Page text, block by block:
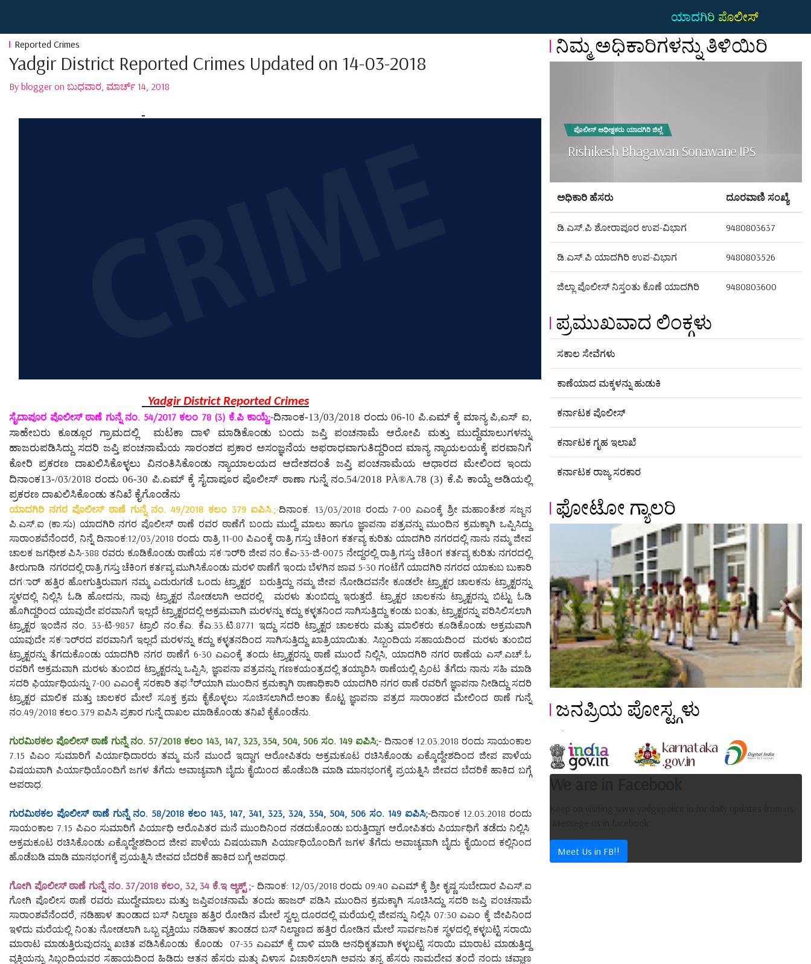
ಯಾದಗಿರಿ ಪೊಲೀಸ್
Reported Crimes
Yadgir District Reported Crimes Updated on 14-03-2018
By blogger on ಬುಧವಾರ, ಮಾರ್ಚ್ 14, 2018
Yadgir District Reported Crimes
ಸೈದಾಪೂರ ಪೊಲೀಸ್ ಠಾಣೆ ಗುನ್ನೆ ನಂ. 54/2017 ಕಲಂ 78 (3) ಕೆ.ಪಿ ಕಾಯ್ದೆ;-ದಿನಾಂಕ-13/03/2018 ರಂದು06-10 ಪಿ.ಎಮ್ ಕ್ಕೆ ಮಾನ್ಯ ಪಿ,ಎಸ್ ಐ,
ಸಾಹೇಬರು
ಕೂಡ್ಲೂರ ಗ್ರಾಮದಲ್ಲಿ
ಮಟಕಾ ದಾಳಿ ಮಾಡಿಕೊಂಡು ಬಂದು ಜಪ್ತಿ ಪಂಚನಾಮೆ ಆರೋಪಿ ಮತ್ತು ಮುದ್ದೆಮಾಲುಗಳನ್ನು
ಹಾಜರುಪಡಿಸಿದ್ದು ಸದರಿ ಜಪ್ತಿ ಪಂಚನಾಮೆಯ ಸಾರಂಶದ ಪ್ರಕಾರ ಅಸಂಜ್ಞನೆಯ ಅಫರಾಧವಾಗುತಿದ್ದರಿಂದ ಮಾನ್ಯ ನ್ಯಾಯಲಯಕ್ಕೆ ಪರವಾನಿಗೆ
ಕೋರಿ ಪ್ರಕರಣ ದಾಖಲಿಸಿಕೊಳ್ಳಲು
ವಿನಂತಿಸಿಕೊಂಡು ನ್ಯಾಯಾಲಯದ ಆದೇಶದಂತೆ ಜಪ್ತಿ ಪಂಚನಾಮೆಯ ಆಧಾರದ ಮೇಲಿಂದ ಇಂದು
ದಿನಾಂಕ
-13/03/2018 ರಂದು 06-30 ಪಿ.ಎಮ್ ಕ್ಕೆ ಸೈದಾಪೂರ ಪೊಲೀಸ್ ಠಾಣಾ ಗುನ್ನೆ ನಂ.54/2018PÀ®A.78 (3) ಕೆ.ಪಿ ಕಾಯ್ದೆ ಅಡಿಯಲ್ಲಿ
ಪ್ರಕರಣ ದಾಖಲಿಸಿಕೊಂಡು ತನಿಖೆ ಕೈಗೊಂಡೆನು
ಯಾದಗಿರಿ ನಗರ ಪೊಲೀಸ್ ಠಾಣೆ ಗುನ್ನೆ ನಂ. 49/2018 ಕಲಂ 379 ಐಪಿಸಿ.;-ದಿನಾಂಕ. 13/03/2018 ರಂದು 7-00 ಎಎಂಕ್ಕೆ ಶ್ರೀ ಮಹಾಂತೇಶ ಸಜ್ಜನ
ಪಿ.ಎಸ್.ಐ (ಕಾ.ಸು) ಯಾದಗಿರಿ ನಗರ ಪೊಲೀಸ್ ಠಾಣೆ ರವರ ಠಾಣೆಗೆ ಬಂದು ಮುದ್ದೆ ಮಾಲು ಹಾಗೂ ಜ್ಞಾಪನಾ ಪತ್ರವನ್ನು ಮುಂದಿನ ಕ್ರಮಕ್ಕಾಗಿ ಒಪ್ಪಿಸಿದ್ದು
ಸಾರಾಂಶವೆನೆಂದರೆ, ನಿನ್ನೆ ದಿನಾಂಕ:12/03/2018 ರಂದು ರಾತ್ರಿ 11-00 ಪಿಎಂಕ್ಕೆ ರಾತ್ರಿ ಗಸ್ತು ಚೆಕಿಂಗ ಕರ್ತವ್ಯ ಕುರಿತು ಯಾದಗಿರಿ ನಗರದಲ್ಲಿ ನಾನು ನಮ್ಮ ಜೀಪ
ಚಾಲಕ ಜಗಧೀಶ ಪಿಸಿ-388 ರವರು ಕೂಡಿಕೊಂಡು ಠಾಣೆಯ ಸಕರ್ಾರಿ ಜೀಪ ನಂ.ಕೆಎ-33-ಜಿ-0075 ನೇದ್ದರಲ್ಲಿ ರಾತ್ರಿ ಗಸ್ತು ಚೆಕಿಂಗ ಕರ್ತವ್ಯ ಕುರಿತು ನಗರದಲ್ಲಿ
ತೀರುಗಾಡಿ ನಗರದಲ್ಲಿ ರಾತ್ರಿ ಗಸ್ತು ಚೆಕಿಂಗ ಕರ್ತವ್ಯ ಮುಗಿಸಿಕೊಂಡು ಮರಳಿ ಠಾಣೆಗೆ ಇಂದು ಬೆಳಗಿನ ಜಾವ 5-30 ಗಂಟೆಗೆ ಯಾದಗಿರಿ ನಗರದ ಯಾಕುಬ ಬುಕಾರಿ
ದಗರ್ಾ ಹತ್ತಿರ ಹೋಗುತ್ತಿರುವಾಗ ನಮ್ಮ ಎದುರುಗಡೆ ಒಂದು ಟ್ರ್ಯಾಕ್ಟರ ಬರುತ್ತಿದ್ದು ನಮ್ಮ ಜೀಪ ನೋಡಿದವನೇ ಕೂಡಲೇ ಟ್ರ್ಯಾಕ್ಟರ ಚಾಲಕನು ಟ್ರ್ಯಾಕ್ಟರನ್ನು
ಸ್ಥಳದಲ್ಲಿ ನಿಲ್ಲಿಸಿ ಓಡಿ ಹೋದನು, ನಾವು ಟ್ರ್ಯಾಕ್ಟರ ನೋಡಲಾಗಿ ಅದರಲ್ಲಿ ಮರಳು ತುಂಬಿದ್ದು ಇರುತ್ತದೆ. ಟ್ರ್ಯಾಕ್ಟರ ಚಾಲಕನು ಟ್ರ್ಯಾಕ್ಟರನ್ನು ಬಿಟ್ಟು ಓಡಿ
ಹೊಗಿದ್ದರಿಂದ ಯಾವುದೇ ಪರವಾನಿಗೆ ಇಲ್ಲದೆ ಟ್ರ್ಯಾಕ್ಟರದಲ್ಲಿ ಅಕ್ರಮವಾಗಿ ಮರಳನ್ನು ಕದ್ದು ಕಳ್ಳತನಿಂದ ಸಾಗಿಸುತ್ತಿದ್ದು ಕಂಡು ಬಂತು, ಟ್ರ್ಯಾಕ್ಟರನ್ನು ಪರಿಸಿಲಿಸಲಾಗಿ
ಟ್ರ್ಯಾಕ್ಟರ ಇಂಜಿನ ನಂ. 33-ಟಿ-9857 ಟ್ರಾಲಿ ನಂ.ಕೆಎ. ಕೆಎ.33.ಟಿ.8771 ಇದ್ದು ಸದರಿ ಟ್ರ್ಯಾಕ್ಟರ ಚಾಲಕರು ಮತ್ತು ಮಾಲಿಕರು ಕೂಡಿಕೊಂಡು ಅಕ್ರಮವಾಗಿ
ಯಾವುದೇ ಸಕರ್ಾರದ ಪರವಾನಿಗೆ ಇಲ್ಲದೆ ಮರಳನ್ನು ಕದ್ದು ಕಳ್ಳತನದಿಂದ ಸಾಗಿಸುತ್ತಿದ್ದು ಖಾತ್ರಿಯಾಯಿತು. ಸಿಬ್ಬಂದಿಯ ಸಹಾಯದಿಂದ ಮರಳು ತುಂಬಿದ
ಟ್ರ್ಯಾಕ್ಟರನ್ನು ತೆಗದುಕೊಂಡು ಯಾದಗಿರಿ ನಗರ ಠಾಣೆಗೆ 6-30 ಎಎಂಕ್ಕೆ ತಂದು ಟ್ರ್ಯಾಕ್ಟರನ್ನು ಠಾಣೆ ಮುಂದೆ ನಿಲ್ಲಿಸಿ, ಯಾದಗಿರಿ ನಗರ ಠಾಣೆಯ ಎಸ್.ಎಚ್.ಓ
ರವರಿಗೆ ಅಕ್ರಮವಾಗಿ ಮರಳು ತುಂಬಿದ ಟ್ರ್ಯಾಕ್ಟರನ್ನು ಒಪ್ಪಿಸಿ, ಜ್ಞಾಪನಾ ಪತ್ರವನ್ನು ಗಣಕಯಂತ್ರದಲ್ಲಿ ತಯ್ಯಾರಿಸಿ ಠಾಣೆಯಲ್ಲಿ ಪ್ರಿಂಟ ತೆಗೆದು ನಾನು ಸಹಿ ಮಾಡಿ
ಸದರಿ ಫಿರ್ಯಾಧಿಯನ್ನು 7-00 ಎಎಂಕ್ಕೆ ಸರಕಾರಿ ತಫರ್ೆಯಾಗಿ ಮುಂದಿನ ಕ್ರಮಕ್ಕಾಗಿ ಠಾಣಾಧಿಕಾರಿ ಯಾದಗಿರಿ ನಗರ ಠಾಣೆ ರವರಿಗೆ ಜ್ಞಾಪನಾ ನೀಡಿದ್ದು ಸದರಿ
ಟ್ರ್ಯಾಕ್ಟರ ಮಾಲಿಕ ಮತ್ತು ಚಾಲಕರ ಮೇಲೆ ಸೂಕ್ತ ಕ್ರಮ ಕೈಕೊಳ್ಳಲು ಸೂಚಿಸಲಾಗಿದೆ.ಅಂತಾ ಕೊಟ್ಟ ಜ್ಞಾಪನಾ ಪತ್ರದ ಸಾರಾಂಶದ ಮೇಲಿಂದ ಠಾಣೆ ಗುನ್ನೆ
ನಂ.49/2018 ಕಲಂ.379 ಐಪಿಸಿ ಪ್ರಕಾರ ಗುನ್ನೆ ದಾಖಲ ಮಾಡಿಕೊಂಡು ತನಿಖೆ ಕೈಕೊಂಡೆನು.
ಗುರಮಿಠಕಲ ಪೊಲೀಸ್ ಠಾಣೆ ಗುನ್ನೆ ನಂ. 57/2018 ಕಲಂ 143, 147, 323, 354, 504, 506 ಸಂ. 149 ಐಪಿಸಿ;- ದಿನಾಂಕ 12.03.2018 ರಂದು ಸಾಯಂಕಾಲ
7.15 ಪಿಎಂ ಸುಮಾರಿಗೆ ಪಿರ್ಯಾಧಿದಾರರು ತಮ್ಮ ಮನೆ ಮುಂದೆ ಇದ್ದಾಗ ಆರೋಪಿತರು ಅಕ್ರಮಕೂಟ ರಚಿಸಿಕೊಂಡು ಏಕ್ಕೊದ್ದೇಶದಿಂದ ಜೀಪ ಪಾಳೆಯ
ವಿಷಯವಾಗಿ ಪಿರ್ಯಾಧಿಯೊಂದಿಗೆ ಜಗಳ ತೆಗೆದು ಅವಾಚ್ಯವಾಗಿ ಬೈದು ಕೈಯಿಂದ ಹೊಡೆಬಡಿ ಮಾಡಿ ಮಾನಭಂಗಕ್ಕೆ ಪ್ರಯತ್ನಿಸಿ ಜೀವದ ಬೆದರಿಕೆ ಹಾಕಿದ ಬಗ್ಗೆ
ಅಪರಾಧ.
ಗುರಮಿಠಕಲ ಪೊಲೀಸ್ ಠಾಣೆ ಗುನ್ನೆ ನಂ. 58/2018 ಕಲಂ 143, 147, 341, 323, 324, 354, 504, 506 ಸಂ. 149 ಐಪಿಸಿ;-ದಿನಾಂಕ 12.03.2018 ರಂದು
ಸಾಯಂಕಾಲ 7.15 ಪಿಎಂ ಸುಮಾರಿಗೆ ಪಿರ್ಯಾಧಿ ಆರೊಪಿತರ ಮನೆ ಮುಂದಿನಿಂದ ನಡದುಕೊಂಡು ಬರುತ್ತಿದ್ದಾಗ ಆರೋಪಿತರು ಪಿರ್ಯಾಧಿಗೆ ತಡೆದು ನಿಲ್ಲಿಸಿ
ಅಕ್ರಮಕೂಟ ರಚಿಸಿಕೊಂಡು ಏಕ್ಕೊದ್ದೇಶದಿಂದ ಜೀಪ ಪಾಳೆಯ ವಿಷಯವಾಗಿ ಪಿರ್ಯಾಧಿಯೊಂದಿಗೆ ಜಗಳ ತೆಗೆದು ಅವಾಚ್ಯವಾಗಿ ಬೈದು ಕೈಯಿಂದ ಕಲ್ಲಿನಿಂದ
ಹೊಡೆಬಡಿ ಮಾಡಿ ಮಾನಭಂಗಕ್ಕೆ ಪ್ರಯತ್ನಿಸಿ ಜೀವದ ಬೆದರಿಕೆ ಹಾಕಿದ ಬಗ್ಗೆ ಅಪರಾಧ.
ಗೋಗಿ ಪೊಲೀಸ್ ಠಾಣೆ ಗುನ್ನೆ ನಂ. 37/2018 ಕಲಂ, 32, 34 ಕೆ.ಇ ಆ್ಯಕ್ಟ್ ;- ದಿನಾಂಕ: 12/03/2018 ರಂದು 09:40 ಎಎಮ್ ಕ್ಕೆ ಶ್ರೀ ಕೃಷ್ಣ ಸುಬೇದಾರ ಪಿಎಸ್.ಐ
ಗೋಗಿ ಪೊಲೀಸ ಠಾಣೆ ರವರು ಮುದ್ದೇಮಾಲು ಮತ್ತು ಜಪ್ತಿಪಂಚನಾಮೆ ತಂದು ಹಾಜರ್ ಪಡಿಸಿ ಮುಂದಿನ ಕ್ರಮಕ್ಕಾಗಿ ಸೂಚಿಸಿದ್ದು ಸದರಿ ಜಪ್ತಿ ಪಂಚನಾಮೆ
ಸಾರಾಂಶವೆನೆಂದರೆ, ನಡಿಹಾಳ ತಾಂಡಾದ ಬಸ್ ನಿಲ್ದಾಣ ಹತ್ತಿರ ರೋಡಿನ ಮೇಲೆ ಸ್ವಲ್ಪ ದೂರದಲ್ಲಿ ಮರೆಯಲ್ಲಿ ಜೀಪನ್ನು ನಿಲ್ಲಿಸಿ 07:30 ಎಎಂ ಕ್ಕೆ ಜೀಪಿನಿಂದ
ಇಳಿದು ಮರೆಯಲ್ಲಿ ನಿಂತು ನೋಡಲಾಗಿ ಒಬ್ಬ ವ್ಯಕ್ತಿಯು ನಡಿಹಾಳ ತಾಂಡದ ಬಸ್ ನಿಲ್ದಾಣದ ಹತ್ತಿರ ರೋಡಿನ ಮೇಲೆ ಸಾರ್ವಜನಿಕ ಸ್ಥಳದಲ್ಲಿ ಕಳ್ಳಬಟ್ಟಿ ಸರಾಯಿ
ಮಾರಾಟ ಮಾಡುತ್ತಿರುವುದನ್ನು ಖಚಿತ ಪಡಿಸಿಕೊಂಡು ಕೊಂಡು 07-35 ಎಎಮ್ ಕ್ಕೆ ದಾಳಿ ಮಾಡಿ ಅನಧಿಕೃತವಾಗಿ ಕಳ್ಳಬಟ್ಟಿ ಸರಾಯಿ ಮಾರಾಟ ಮಾಡುತ್ತಿದ್ದ
ವ್ಯಕ್ತಿಯನ್ನು ಸಿಬ್ಬಂದಿಯವರ ಸಹಾಯದಿಂದ ಹಿಡಿದು ಆತನ ಹೆಸರು ಮತ್ತು ವಿಳಾಸ ವಿಚಾರಿಸಲಾಗಿ ಅವನು ತನ್ನ ಹೆಸರು ನಾಮದೇವ ತಂದೆ ನಂದು ಚವ್ಹಾಣ
ನಿಮ್ಮ ಅಧಿಕಾರಿಗಳನ್ನು ತಿಳಿಯಿರಿ
ಪೊಲೀಸ್ ಅಧೀಕ್ಷಕರು ಯಾದಗಿರಿ ಜಿಲ್ಲೆ
Rishikesh Bhagawan Sonawane IPS
ಅಧಿಕಾರಿ ಹೆಸರು ದೂರವಾಣಿ ಸಂಖ್ಯೆ
ಡಿ.ಎಸ್.ಪಿ ಶೋರಾಪೂರ ಉಪ-ವಿಭಾಗ 9480803637
ಡಿ.ಎಸ್.ಪಿ ಯಾದಗಿರಿ ಉಪ-ವಿಭಾಗ 9480803526
ಜಿಲ್ಲಾ ಪೊಲೀಸ್ ನಿಸ್ತಂತು ಕೊಣೆ ಯಾದಗಿರಿ 9480803600
ಪ್ರಮುಖವಾದ ಲಿಂಕ್ಗಳು
ಸಕಾಲ ಸೇವೆಗಳು
ಕಾಣೆಯಾದ ಮಕ್ಕಳನ್ನು ಹುಡುಕಿ
ಕರ್ನಾಟಕ ಪೊಲೀಸ್
ಕರ್ನಾಟಕ ಗೃಹ ಇಲಾಖೆ
ಕರ್ನಾಟಕ ರಾಜ್ಯ ಸರಕಾರ
ಫೋಟೋ ಗ್ಯಾಲರಿ
Previous Next
ಜನಪ್ರಿಯ ಪೋಸ್ಟ್ಗಳು
Meet Us in FB!!